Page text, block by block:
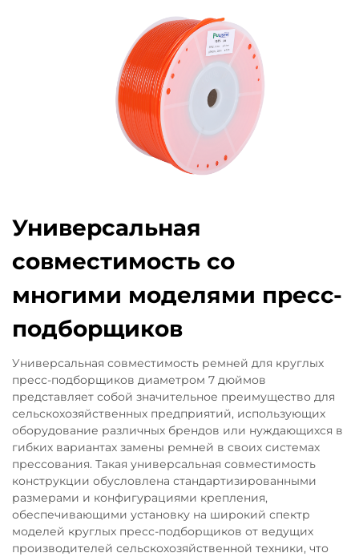
Универсальная
совместимость со
многими моделями пресс-
подборщиков
Универсальная совместимость ремней для круглых
пресс-подборщиков диаметром 7 дюймов
представляет собой значительное преимущество для
сельскохозяйственных предприятий, использующих
оборудование различных брендов или нуждающихся в
гибких вариантах замены ремней в своих системах
прессования. Такая универсальная совместимость
конструкции обусловлена стандартизированными
размерами и конфигурациями крепления,
обеспечивающими установку на широкий спектр
моделей круглых пресс-подборщиков от ведущих
производителей сельскохозяйственной техники, что